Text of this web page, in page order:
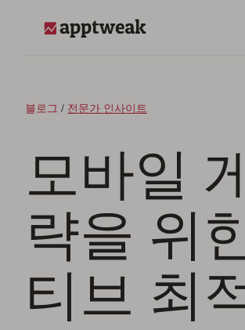
블로그 / 전문가 인사이트
모바일
략을 위
티브 최